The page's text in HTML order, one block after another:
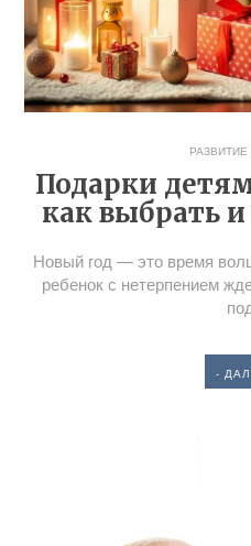
Подарки
как выбрать
Новый год — это время
ребенок с нетерпением
-